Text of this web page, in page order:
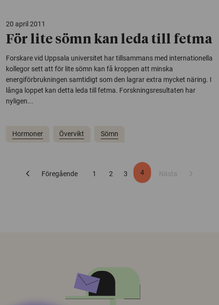
20 april 2011
För lite sömn kan leda till fetma
Forskare vid Uppsala universitet har tillsammans med internationella
kollegor sett att för lite sömn kan få kroppen att minska
energiförbrukningen samtidigt som den lagrar extra mycket näring. I
långa loppet kan detta leda till fetma. Forskningsresultaten har
nyligen...
Hormoner Övervikt Sömn
chevron_left Föregående 1 2 3 4 Nästa chevron_right